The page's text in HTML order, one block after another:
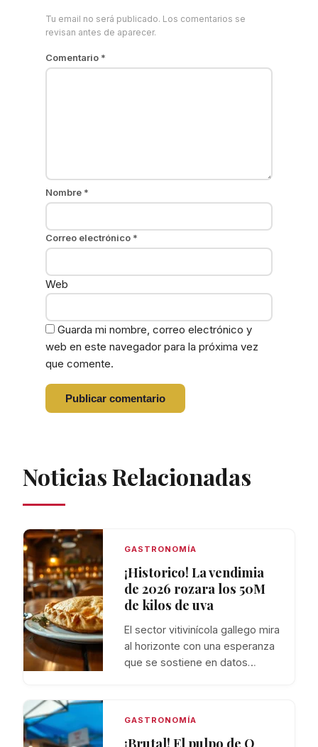
Tu email no será publicado. Los comentarios se
revisan antes de aparecer.
Comentario *
Nombre *
Correo electrónico *
Web
Guarda mi nombre, correo electrónico y
web en este navegador para la próxima vez
que comente.
Noticias Relacionadas
GASTRONOMÍA
¡Historico! La vendimia
de 2026 rozara los 50M
de kilos de uva
El sector vitivinícola gallego mira
al horizonte con una esperanza
que se sostiene en datos…
GASTRONOMÍA
¡Brutal! El pulpo de O